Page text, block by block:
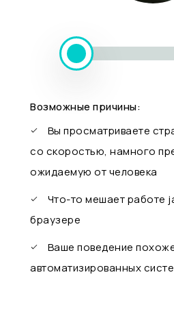
Возможные причины:
Вы просматриваете
со скоростью, намного
ожидаемую от человека
Что-то мешает работе
браузере
Ваше поведение
автоматизированных